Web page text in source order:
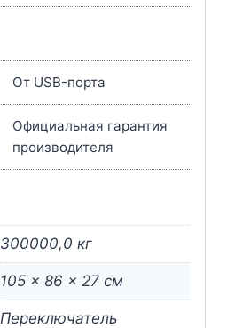
От USB-порта
Официальная гарантия
производителя
300000,0 кг
105 × 86 × 27 см
Переключатель